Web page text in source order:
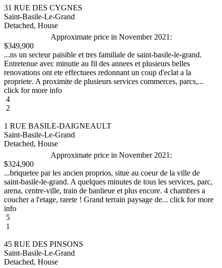
31 RUE DES CYGNES
Saint-Basile-Le-Grand
Detached, House
Approximate price in November 2021:
$349,900
...ns un secteur paisible et tres familiale de saint-basile-le-grand.
Entretenue avec minutie au fil des annees et plusieurs belles
renovations ont ete effectuees redonnant un coup d'eclat a la
propriete. A proximite de plusieurs services commerces, parcs,...
click for more info
4
2
1 RUE BASILE-DAIGNEAULT
Saint-Basile-Le-Grand
Detached, House
Approximate price in November 2021:
$324,900
...briquetee par les ancien proprios, situe au coeur de la ville de
saint-basile-le-grand. A quelques minutes de tous les services, parc,
arena, centre-ville, train de banlieue et plus encore. 4 chambres a
coucher a l'etage, rarete ! Grand terrain paysage de... click for more
info
5
1
45 RUE DES PINSONS
Saint-Basile-Le-Grand
Detached, House